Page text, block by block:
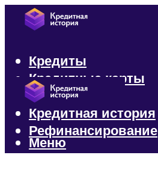
Кредиты
Кредитные карты
Микрозаймы
Кредитная история
Рефинансирование
Меню